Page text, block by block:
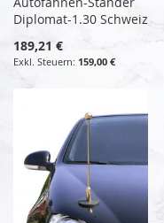
Diplomat-1.30 Schweiz
189,21 €
159,00 €